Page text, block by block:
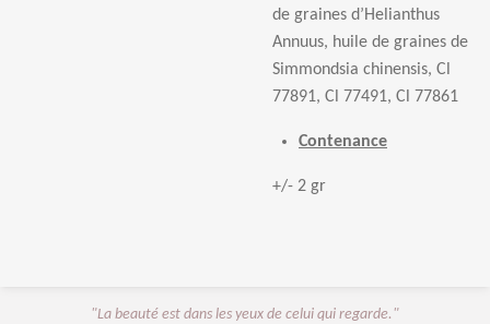
de graines d’Helianthus
Annuus, huile de graines de
Simmondsia chinensis, Cl
77891, Cl 77491, Cl 77861
Contenance
+/- 2 gr
"La beauté est dans les yeux de celui qui regarde."